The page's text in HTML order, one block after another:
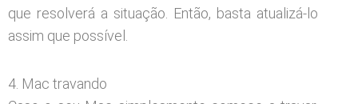
que resolverá a situação. Então, basta atualizá-lo
assim que possível.
4. Mac travando